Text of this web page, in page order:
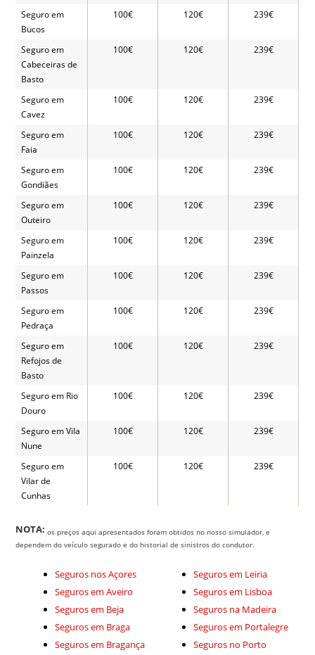
Seguro em
Bucos
100€ 120€ 239€
Seguro em
Cabeceiras de
Basto
100€ 120€ 239€
Seguro em
Cavez
100€ 120€ 239€
Seguro em
Faia
100€ 120€ 239€
Seguro em
Gondiães
100€ 120€ 239€
Seguro em
Outeiro
100€ 120€ 239€
Seguro em
Painzela
100€ 120€ 239€
Seguro em
Passos
100€ 120€ 239€
Seguro em
Pedraça
100€ 120€ 239€
Seguro em
Refojos de
Basto
100€ 120€ 239€
Seguro em Rio
Douro
100€ 120€ 239€
Seguro em Vila
Nune
100€ 120€ 239€
Seguro em
Vilar de
Cunhas
100€ 120€ 239€
NOTA: os preços aqui apresentados foram obtidos no nosso simulador, e
dependem do veículo segurado e do historial de sinistros do condutor.
Seguros nos Açores
Seguros em Aveiro
Seguros em Beja
Seguros em Braga
Seguros em Bragança
Seguros em Leiria
Seguros em Lisboa
Seguros na Madeira
Seguros em Portalegre
Seguros no Porto